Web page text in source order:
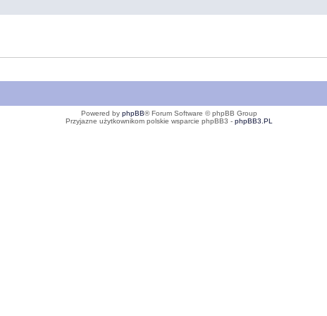
Powered by phpBB® Forum Software © phpBB Group
Przyjazne użytkownikom polskie wsparcie phpBB3 - phpBB3.PL